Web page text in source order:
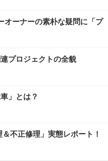
オーナーの素朴な疑問に「プ
プロジェクトの全貌
」とは？
不正修理」実態レポート！